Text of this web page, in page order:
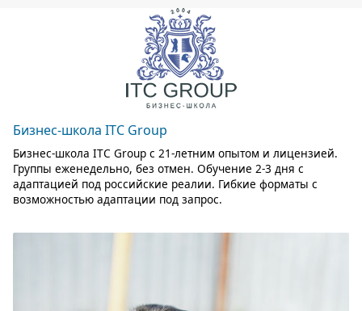
Бизнес-школа ITC Group
Бизнес-школа ITC Group с 21-летним опытом и лицензией.
Группы еженедельно, без отмен. Обучение 2-3 дня с
адаптацией под российские реалии. Гибкие форматы с
возможностью адаптации под запрос.